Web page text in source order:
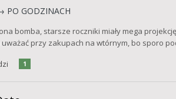
PO GODZINACH
bomba, starsze roczniki miały mega
przy zakupach na wtórnym, bo sporo
1